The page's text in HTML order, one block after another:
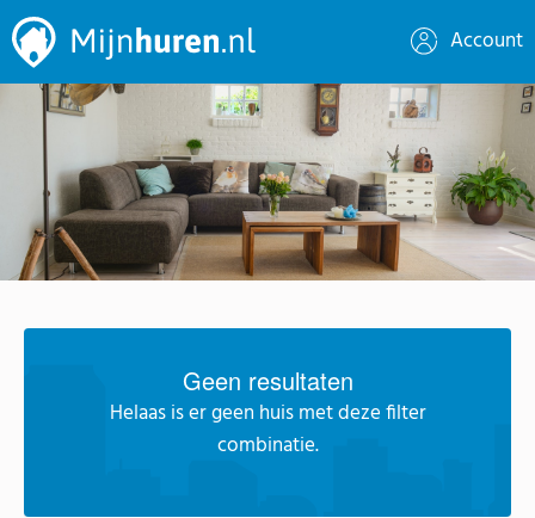
Account
Geen resultaten
Helaas is er geen huis met deze filter
combinatie.